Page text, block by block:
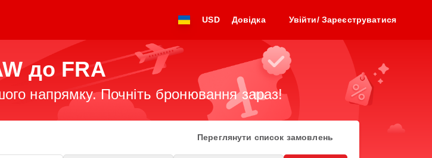
USD Довідка Увійти/ Зареєструватися
до FRA
напрямку. Почніть бронювання зараз!
Переглянути список замовлень